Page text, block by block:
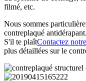
filmé, etc.
Nous sommes
contreplaqué antidérapant.
S'il te plaîtContactez
plus détaillées sur le